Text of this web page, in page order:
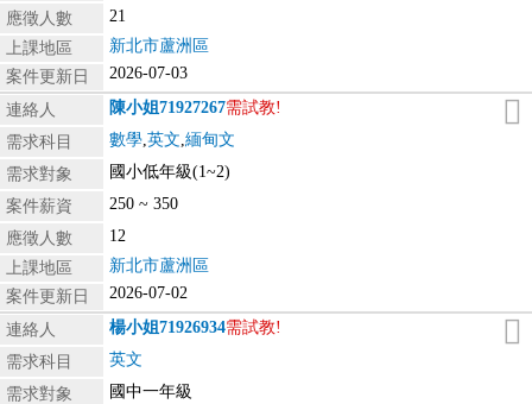
應徵人數
21
上課地區
新北市蘆洲區
案件更新日
2026-07-03
連絡人 陳小姐71927267需試教!
需求科目
數學 英文 緬甸文
需求對象
國小低年級(1~2)
案件薪資
250 ~ 350
應徵人數
12
上課地區
新北市蘆洲區
案件更新日
2026-07-02
連絡人 楊小姐71926934需試教!
需求科目
英文
需求對象
國中一年級